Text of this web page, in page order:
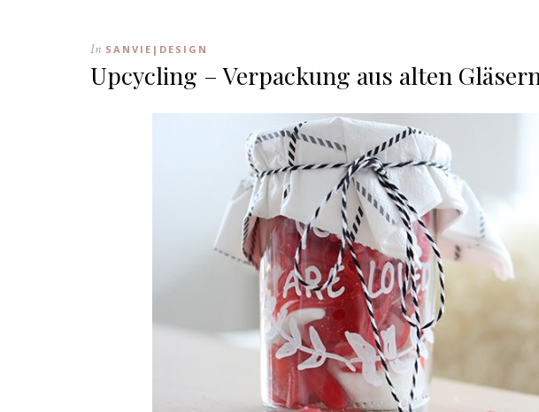
In SANVIE|DESIGN
Upcycling – Verpackung aus alten